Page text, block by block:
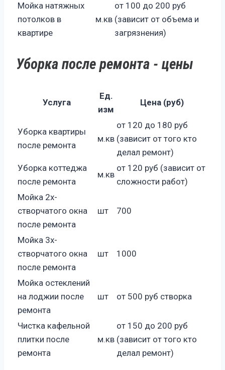
Мойка натяжных
потолков в
квартире
м.кв
от 100 до 200 руб
(зависит от объема и
загрязнения)
Уборка после ремонта - цены
Услуга
Ед.
изм
Цена (руб)
Уборка квартиры
после ремонта
м.кв
от 120 до 180 руб
(зависит от того кто
делал ремонт)
Уборка коттеджа
после ремонта
м.кв
от 120 руб (зависит от
сложности работ)
Мойка 2х-
створчатого окна
после ремонта
шт 700
Мойка 3х-
створчатого окна
после ремонта
шт 1000
Мойка остеклений
на лоджии после
ремонта
шт от 500 руб створка
Чистка кафельной
плитки после
ремонта
м.кв
от 150 до 200 руб
(зависит от того кто
делал ремонт)